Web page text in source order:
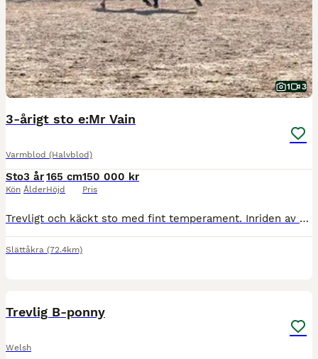
1 3
3-årigt sto e:Mr Vain
Varmblod (Halvblod)
Sto
Kön
3 år
Ålder
165 cm
Höjd
150 000 kr
Pris
Trevligt och käckt sto med fint temperament. Inriden av Fanny Bärnsten i våras. Har vilat sen dess. Uppvuxen på lösdrift. Kan passa för fälttävlan då mormor var fullblod. Regelbundet avm. och Vacc. Tä
Slättåkra (72.4km)
Trevlig B-ponny
Welsh